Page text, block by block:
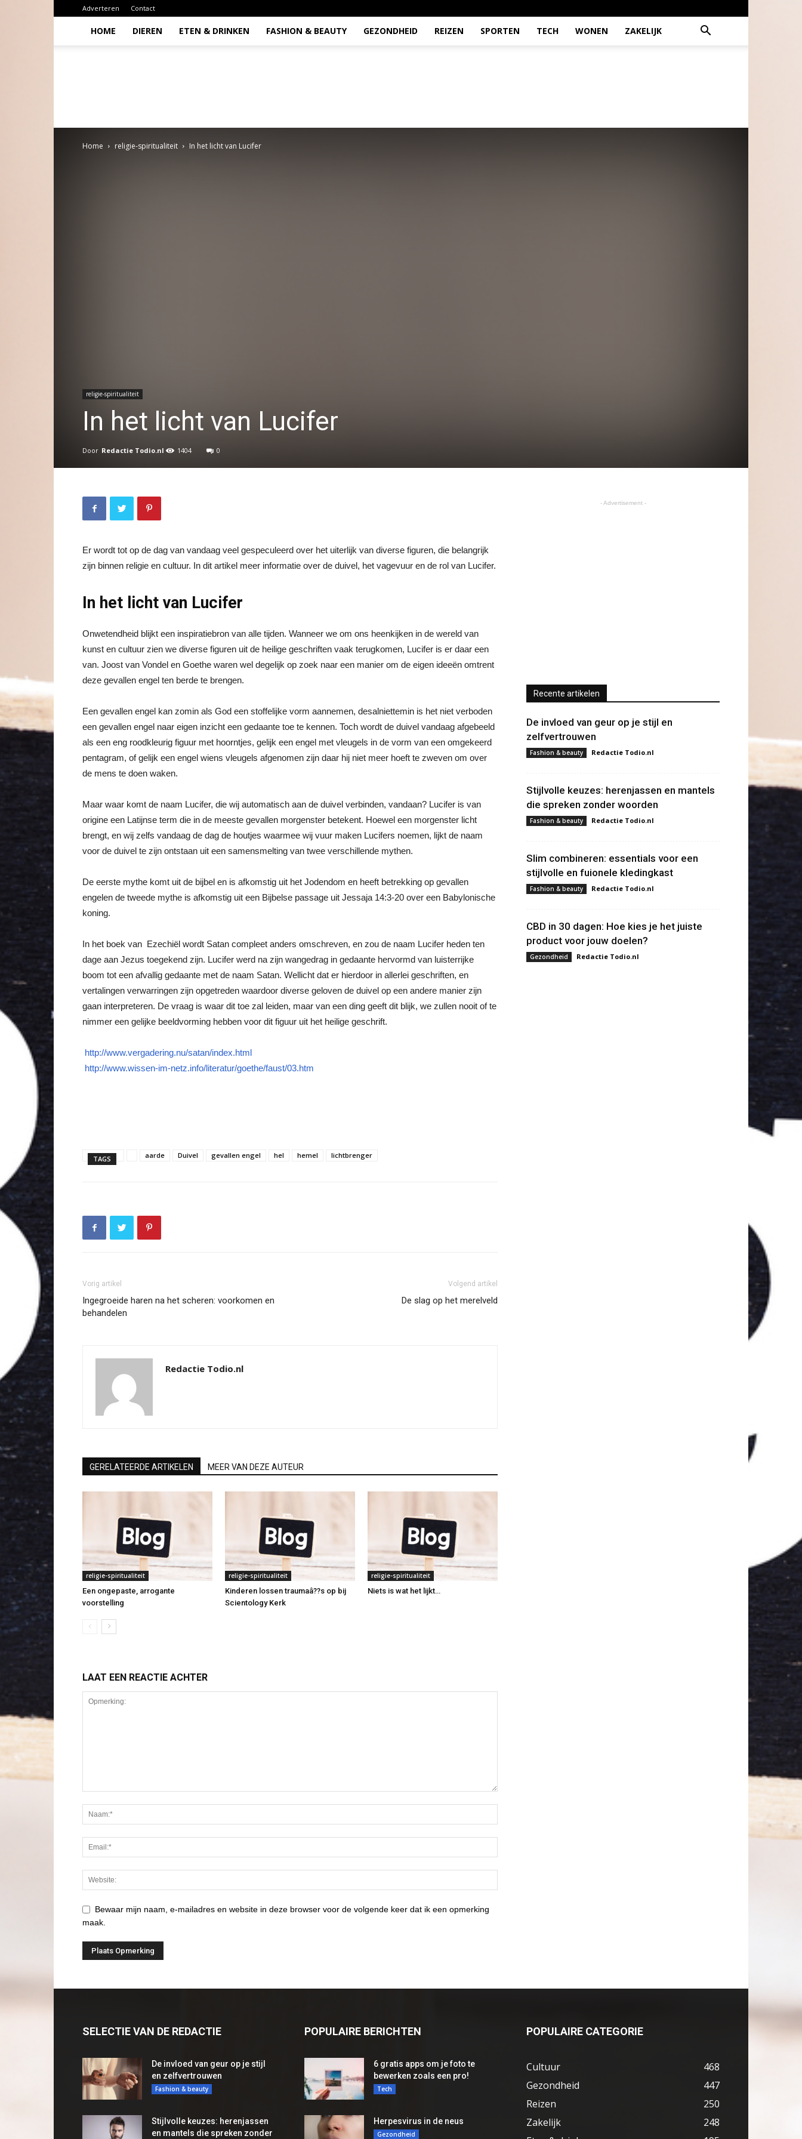
Adverteren Contact
HOME DIEREN ETEN & DRINKEN FASHION & BEAUTY GEZONDHEID REIZEN SPORTEN TECH WONEN ZAKELIJK
Home religie-spiritualiteit In het licht van Lucifer
religie-spiritualiteit
In het licht van Lucifer
Door Redactie Todio.nl 1404 0
Er wordt tot op de dag van vandaag veel gespeculeerd over het uiterlijk van diverse figuren, die belangrijk
zijn binnen religie en cultuur. In dit artikel meer informatie over de duivel, het vagevuur en de rol van Lucifer.
In het licht van Lucifer
Onwetendheid blijkt een inspiratiebron van alle tijden. Wanneer we om ons heenkijken in de wereld van
kunst en cultuur zien we diverse figuren uit de heilige geschriften vaak terugkomen, Lucifer is er daar een
van. Joost van Vondel en Goethe waren wel degelijk op zoek naar een manier om de eigen ideeën omtrent
deze gevallen engel ten berde te brengen.
Een gevallen engel kan zomin als God een stoffelijke vorm aannemen, desalniettemin is het niet verboden
een gevallen engel naar eigen inzicht een gedaante toe te kennen. Toch wordt de duivel vandaag afgebeeld
als een eng roodkleurig figuur met hoorntjes, gelijk een engel met vleugels in de vorm van een omgekeerd
pentagram, of gelijk een engel wiens vleugels afgenomen zijn daar hij niet meer hoeft te zweven om over
de mens te doen waken.
Maar waar komt de naam Lucifer, die wij automatisch aan de duivel verbinden, vandaan? Lucifer is van
origine een Latijnse term die in de meeste gevallen morgenster betekent. Hoewel een morgenster licht
brengt, en wij zelfs vandaag de dag de houtjes waarmee wij vuur maken Lucifers noemen, lijkt de naam
voor de duivel te zijn ontstaan uit een samensmelting van twee verschillende mythen.
De eerste mythe komt uit de bijbel en is afkomstig uit het Jodendom en heeft betrekking op gevallen
engelen de tweede mythe is afkomstig uit een Bijbelse passage uit Jessaja 14:3-20 over een Babylonische
koning.
In het boek van Ezechiël wordt Satan compleet anders omschreven, en zou de naam Lucifer heden ten
dage aan Jezus toegekend zijn. Lucifer werd na zijn wangedrag in gedaante hervormd van luisterrijke
boom tot een afvallig gedaante met de naam Satan. Wellicht dat er hierdoor in allerlei geschriften, en
vertalingen verwarringen zijn opgetreden waardoor diverse geloven de duivel op een andere manier zijn
gaan interpreteren. De vraag is waar dit toe zal leiden, maar van een ding geeft dit blijk, we zullen nooit of te
nimmer een gelijke beeldvorming hebben voor dit figuur uit het heilige geschrift.
http://www.vergadering.nu/satan/index.html
http://www.wissen-im-netz.info/literatur/goethe/faust/03.htm
TAGS aarde Duivel gevallen engel hel hemel lichtbrenger
Vorig artikel
Ingegroeide haren na het scheren: voorkomen en
behandelen
Volgend artikel
De slag op het merelveld
Redactie Todio.nl
GERELATEERDE ARTIKELEN MEER VAN DEZE AUTEUR
religie-spiritualiteit
Een ongepaste, arrogante
voorstelling
religie-spiritualiteit
Kinderen lossen traumaâ??s op bij
Scientology Kerk
religie-spiritualiteit
Niets is wat het lijkt…
LAAT EEN REACTIE ACHTER
Bewaar mijn naam, e-mailadres en website in deze browser voor de volgende keer dat ik een opmerking
maak.
- Advertisement -
Recente artikelen
De invloed van geur op je stijl en
zelfvertrouwen
Fashion & beauty Redactie Todio.nl
Stijlvolle keuzes: herenjassen en mantels
die spreken zonder woorden
Fashion & beauty Redactie Todio.nl
Slim combineren: essentials voor een
stijlvolle en fuionele kledingkast
Fashion & beauty Redactie Todio.nl
CBD in 30 dagen: Hoe kies je het juiste
product voor jouw doelen?
Gezondheid Redactie Todio.nl
SELECTIE VAN DE REDACTIE
De invloed van geur op je stijl
en zelfvertrouwen
Fashion & beauty
Stijlvolle keuzes: herenjassen
en mantels die spreken zonder
POPULAIRE BERICHTEN
6 gratis apps om je foto te
bewerken zoals een pro!
Tech
Herpesvirus in de neus
Gezondheid
POPULAIRE CATEGORIE
Cultuur
468
Gezondheid
447
Reizen
250
Zakelijk
248